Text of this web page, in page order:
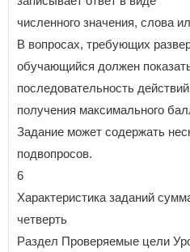
численного значения, слова
В вопросах, требующих
обучающийся должен
последовательность
получения максимального
Задание может содержать
подвопросов.
6
Характеристика заданий
четверть
Раздел Проверяемые цели